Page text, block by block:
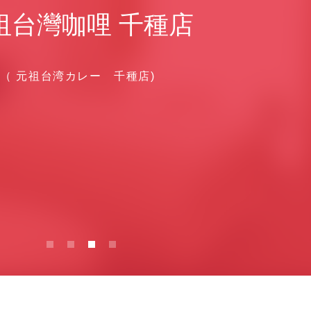
台灣咖哩 千種店
（ ​元祖台湾カレー 千種店)